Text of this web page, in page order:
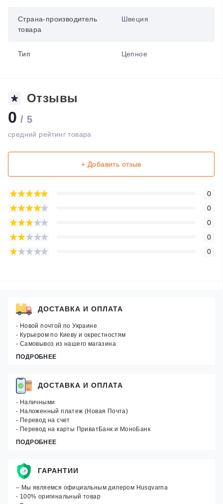
Страна-производитель
товара
Швеция
Тип Цепное
Отзывы
0 / 5
средний рейтинг товара
+ Добавить отзыв
0
0
0
0
0
ДОСТАВКА И ОПЛАТА
- Новой почтой по Украине
- Курьером по Киеву и окрестностям
- Самовывоз из нашего магазина
ПОДРОБНЕЕ
ДОСТАВКА И ОПЛАТА
- Наличными
- Наложенный платеж (Новая Почта)
- Перевод на счет
- Перевод на карты ПриватБанк и МоноБанк
ПОДРОБНЕЕ
ГАРАНТИИ
– Мы являемся официальным дилером Husqvarna
- 100% оригинальный товар